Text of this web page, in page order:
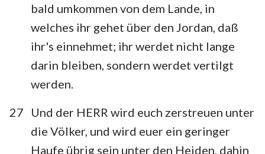
8
9 10 11 12 13
22
23 24 25 26 27
28
29
30
bald umkommen von dem Lande, in
welches ihr gehet über den Jordan, daß
ihr's einnehmet; ihr werdet nicht lange
darin bleiben, sondern werdet vertilgt
werden.
27
Und der HERR wird euch zerstreuen unter
die Völker, und wird euer ein geringer
Haufe übrig sein unter den Heiden, dahin